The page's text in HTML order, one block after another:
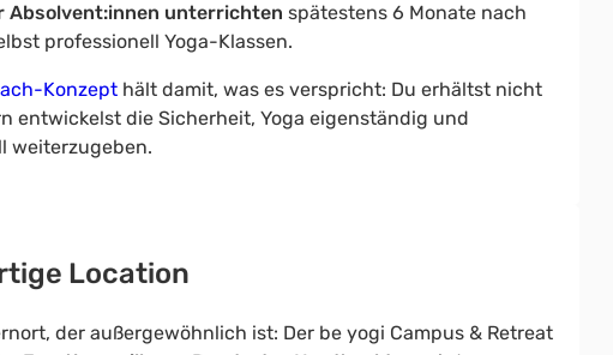
Absolvent:innen unterrichten spätestens 6 Monate nach
professionell Yoga-Klassen.
Konzept hält damit, was es verspricht: Du erhältst nicht
entwickelst die Sicherheit, Yoga eigenständig und
weiterzugeben.
Location
der außergewöhnlich ist: Der be yogi Campus & Retreat